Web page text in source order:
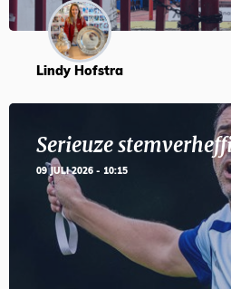
Lindy Hofstra
Serieuze
09 JULI 2026 - 10:15